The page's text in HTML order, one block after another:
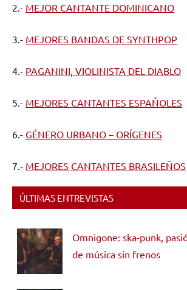
2.- MEJOR CANTANTE DOMINICANO
3.- MEJORES BANDAS DE SYNTHPOP
4.- PAGANINI, VIOLINISTA DEL DIABLO
5.- MEJORES CANTANTES ESPAÑOLES
6.- GÉNERO URBANO – ORÍGENES
7.- MEJORES CANTANTES BRASILEÑOS
ÚLTIMAS ENTREVISTAS
Omnigone: ska-punk,
de música sin frenos